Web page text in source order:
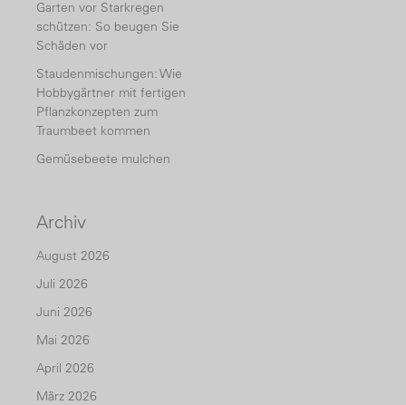
Garten vor Starkregen
schützen: So beugen Sie
Schäden vor
Staudenmischungen: Wie
Hobbygärtner mit fertigen
Pflanzkonzepten zum
Traumbeet kommen
Gemüsebeete mulchen
Archiv
August 2026
Juli 2026
Juni 2026
Mai 2026
April 2026
März 2026